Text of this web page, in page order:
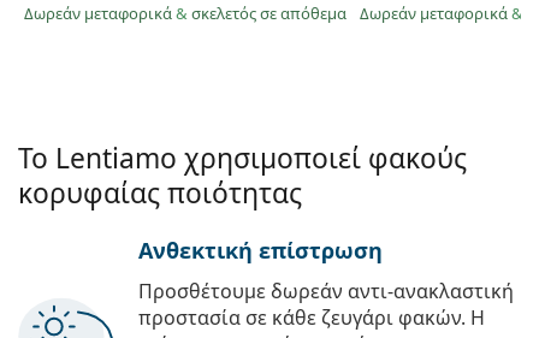
Δωρεάν μεταφορικά& σκελετός σε απόθεμα Δωρεάν μεταφορικά&
Το Lentiamo χρησιμοποιεί φακούς
κορυφαίας ποιότητας
Ανθεκτική επίστρωση
Προσθέτουμε δωρεάν αντι-ανακλαστική
προστασία σε κάθε ζευγάρι φακών. Η